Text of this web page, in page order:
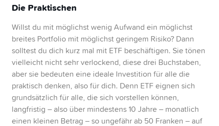
Die Praktischen
Willst du mit möglichst wenig Aufwand ein möglichst
breites Portfolio mit möglichst geringem Risiko? Dann
solltest du dich kurz mal mit ETF beschäftigen. Sie tönen
vielleicht nicht sehr verlockend, diese drei Buchstaben,
aber sie bedeuten eine ideale Investition für alle die
praktisch denken, also für dich. Denn ETF eignen sich
grundsätzlich für alle, die sich vorstellen können,
langfristig – also über mindestens 10 Jahre – monatlich
einen kleinen Betrag – so ungefähr ab 50 Franken – auf